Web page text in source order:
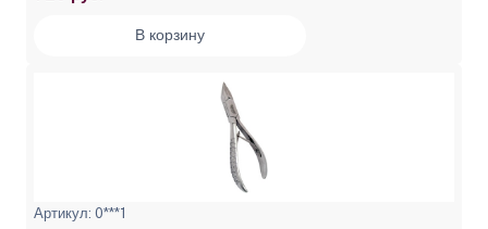
В корзину
Артикул: 0***1